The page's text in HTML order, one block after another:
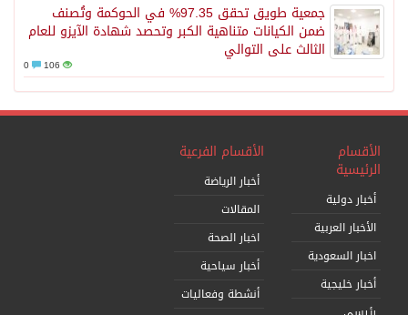
جمعية طويق تحقق 97.35% في الحوكمة وتُصنف
ضمن الكيانات متناهية الكبر وتحصد شهادة الآيزو للعام
الثالث على التوالي
106
الأقسام
الرئيسية
أخبار دولية
الأخبار العربية
اخبار السعودية
أخبار خليجية
الأقسام الفرعية
أخبار الرياضة
المقالات
اخبار الصحة
أخبار سياحية
أنشطة وفعاليات